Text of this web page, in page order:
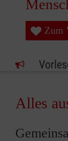
Zum
Alles